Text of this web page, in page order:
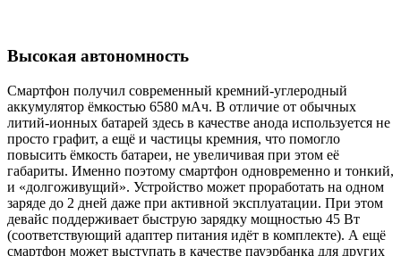
Высокая автономность
Смартфон получил современный кремний-углеродный
аккумулятор ёмкостью 6580 мАч. В отличие от обычных
литий-ионных батарей здесь в качестве анода используется не
просто графит, а ещё и частицы кремния, что помогло
повысить ёмкость батареи, не увеличивая при этом её
габариты. Именно поэтому смартфон одновременно и тонкий,
и «долгоживущий». Устройство может проработать на одном
заряде до 2 дней даже при активной эксплуатации. При этом
девайс поддерживает быструю зарядку мощностью 45 Вт
(соответствующий адаптер питания идёт в комплекте). А ещё
смартфон может выступать в качестве пауэрбанка для других